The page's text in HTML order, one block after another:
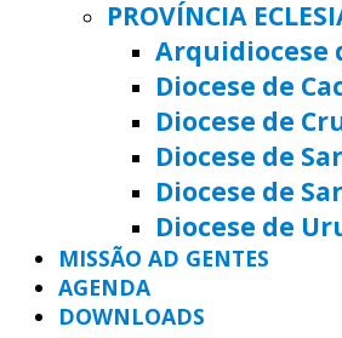
PROVÍNCIA
Arquidiocese
Diocese de
Diocese de
Diocese de
Diocese de
Diocese de
MISSÃO AD GENTES
AGENDA
DOWNLOADS